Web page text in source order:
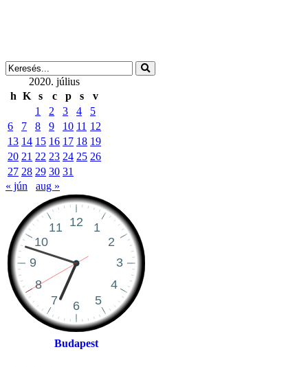
2020. július
h K s c p s
v
1
2 3 4
5
6
7 8 9 10 11 12
13 14 15 16 17 18 19
20 21 22 23 24 25 26
27 28 29 30 31
« jún
aug »
Budapest